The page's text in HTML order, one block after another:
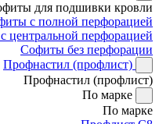
для подшивки кровли
с полной перфорацией
центральной перфорацией
Софиты без перфорации
Профнастил (профлист)
Профнастил (профлист)
По марке
По марке